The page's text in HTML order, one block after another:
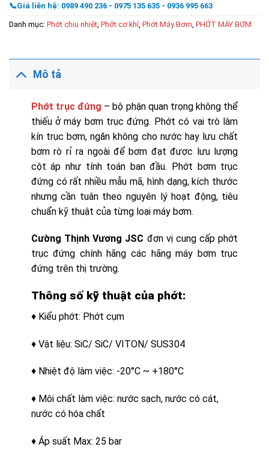
📞Giá liên hệ: 0989 490 236 - 0975 135 635 - 0936 995 663
Danh mục: Phớt chịu nhiệt Phớt cơ khí Phớt Máy Bơm PHỚT MÁY BƠM
Mô tả
Phớt trục đứng – bộ phận quan trọng không thể
thiếu ở máy bơm trục đứng. Phớt có vai trò làm
kín trục bơm, ngăn không cho nước hay lưu chất
bơm rò rỉ ra ngoài để bơm đạt được lưu lượng
cột áp như tính toán ban đầu. Phớt bơm trục
đứng có rất nhiều mẫu mã, hình dạng, kích thước
nhưng cần tuân theo nguyên lý hoạt động, tiêu
chuẩn kỹ thuật của từng loại máy bơm.
Cường Thịnh Vương JSC đơn vị cung cấp phớt
trục đứng chính hãng các hãng máy bơm trục
đứng trên thị trường.
Thông số kỹ thuật của phớt:
♦ Kiểu phớt: Phớt cụm
♦ Vật liệu: SiC/ SiC/ VITON/ SUS304
♦ Nhiệt độ làm việc: -20°C ~ +180°C
♦ Môi chất làm việc: nước sạch, nước có cát,
nước có hóa chất
♦ Áp suất Max: 25 bar